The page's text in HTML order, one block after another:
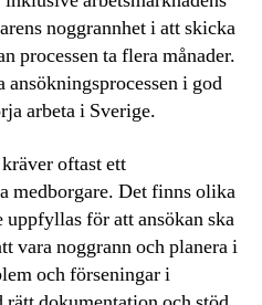
noggrannhet i att skicka
processen ta flera månader.
i god
arbeta i Sverige.
oftast ett
medborgare. Det finns olika
för att ansökan ska
vara noggrann och planera i
och förseningar i